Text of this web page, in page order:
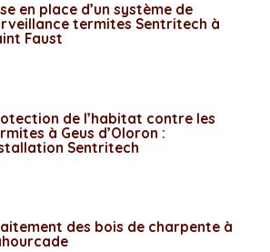
en place d’un système de
termites Sentritech à
Faust
de l’habitat contre les
à Geus d’Oloron :
Sentritech
des bois de charpente à